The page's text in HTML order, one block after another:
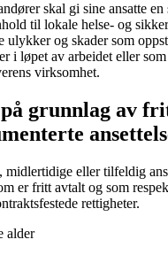
skal gi sine ansatte en
til lokale helse- og
og skader som
i løpet av arbeidet eller
virksomhet.
grunnlag av
midlertidige eller tilfeldig
er fritt avtalt og som
rettigheter.
alder